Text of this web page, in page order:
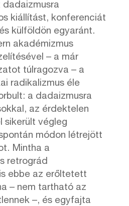
kiállítást, konferenciát
külföldön egyaránt.
akadémizmus
– a már
túlragozva – a
radikalizmus éle
a dadaizmusra
az érdektelen
sikerült végleg
módon létrejött
Mintha a
retrográd
ebbe az erőltetett
– nem tartható az
–, és egyfajta